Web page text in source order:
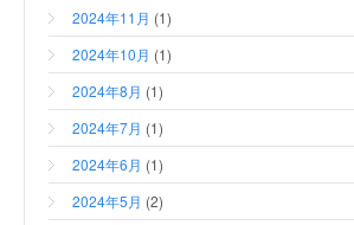
2024年11月 (1)
2024年10月 (1)
2024年8月 (1)
2024年7月 (1)
2024年6月 (1)
2024年5月 (2)